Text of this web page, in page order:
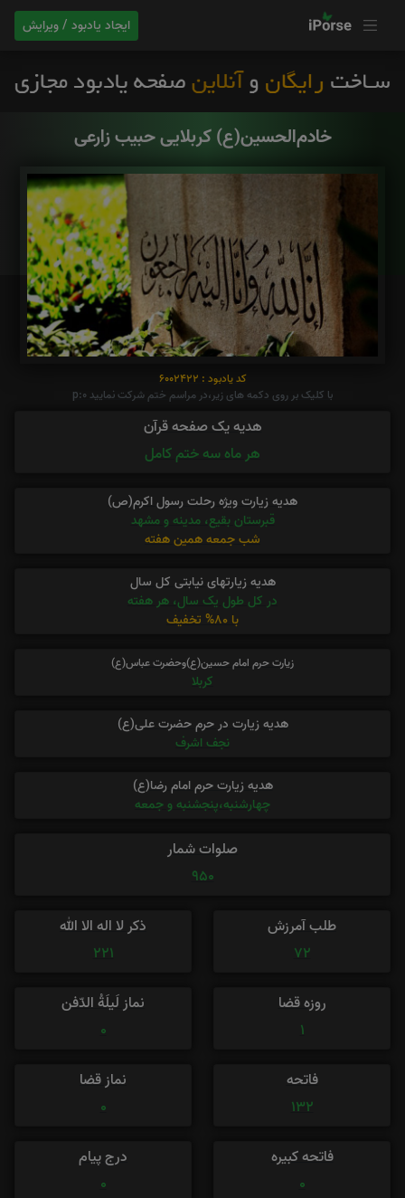
ایجاد یادبود / ویرایش
خادم‌الحسین(ع) کربلایی حبیب زارعی
کد یادبود : 6002422
با کلیک بر روی دکمه های زیر،در مراسم ختم شرکت نمایید p:0
هدیه یک صفحه قرآن
هر ماه سه ختم کامل
هدیه زیارت ویژه رحلت رسول اکرم(ص)
قبرستان بقیع، مدینه و مشهد
شب جمعه همین هفته
هدیه زیارتهای نیابتی کل سال
در کل طول یک سال، هر هفته
با 80% تخفیف
زیارت حرم امام حسین(ع)وحضرت عباس(ع)
کربلا
هدیه زیارت در حرم حضرت علی(ع)
نجف اشرف
هدیه زیارت حرم امام رضا(ع)
چهارشنبه،پنجشنبه و جمعه
صلوات شمار
950
طلب آمرزش
72
ذکر لا اله الا الله
221
روزه قضا
1
نماز لَیلَةُ الدّفن
0
فاتحه
132
نماز قضا
0
فاتحه کبیره
0
درج پیام
0